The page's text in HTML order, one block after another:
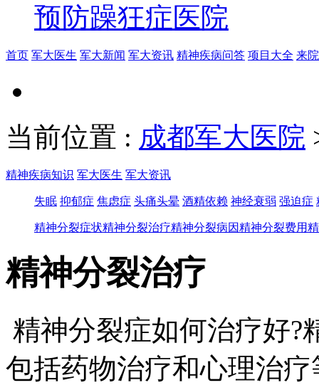
预防躁狂症医院
首页 军大医生 军大新闻 军大资讯 精神疾病问答 项目大全 来
当前位置 : 成都军大医院
精神疾病知识 军大医生 军大资讯
失眠 抑郁症 焦虑症 头痛头晕 酒精依赖 神经衰弱 强迫症
精神分裂症状精神分裂治疗精神分裂病因精神分裂费用
精神分裂治疗
精神分裂症如何治疗好?
包括药物治疗和心理治